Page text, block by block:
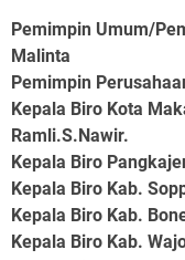
Pemimpin Umum/
Malinta
Pemimpin
Kepala Biro Kota
Ramli.S.Nawir.
Kepala Biro
Kepala Biro Kab.
Kepala Biro Kab.
Kepala Biro Kab.